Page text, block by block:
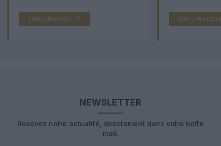
LIRE L'ARTICLE LIRE
NEWSLETTER
Recevez notre actualité, directement dans votre boîte
mail.